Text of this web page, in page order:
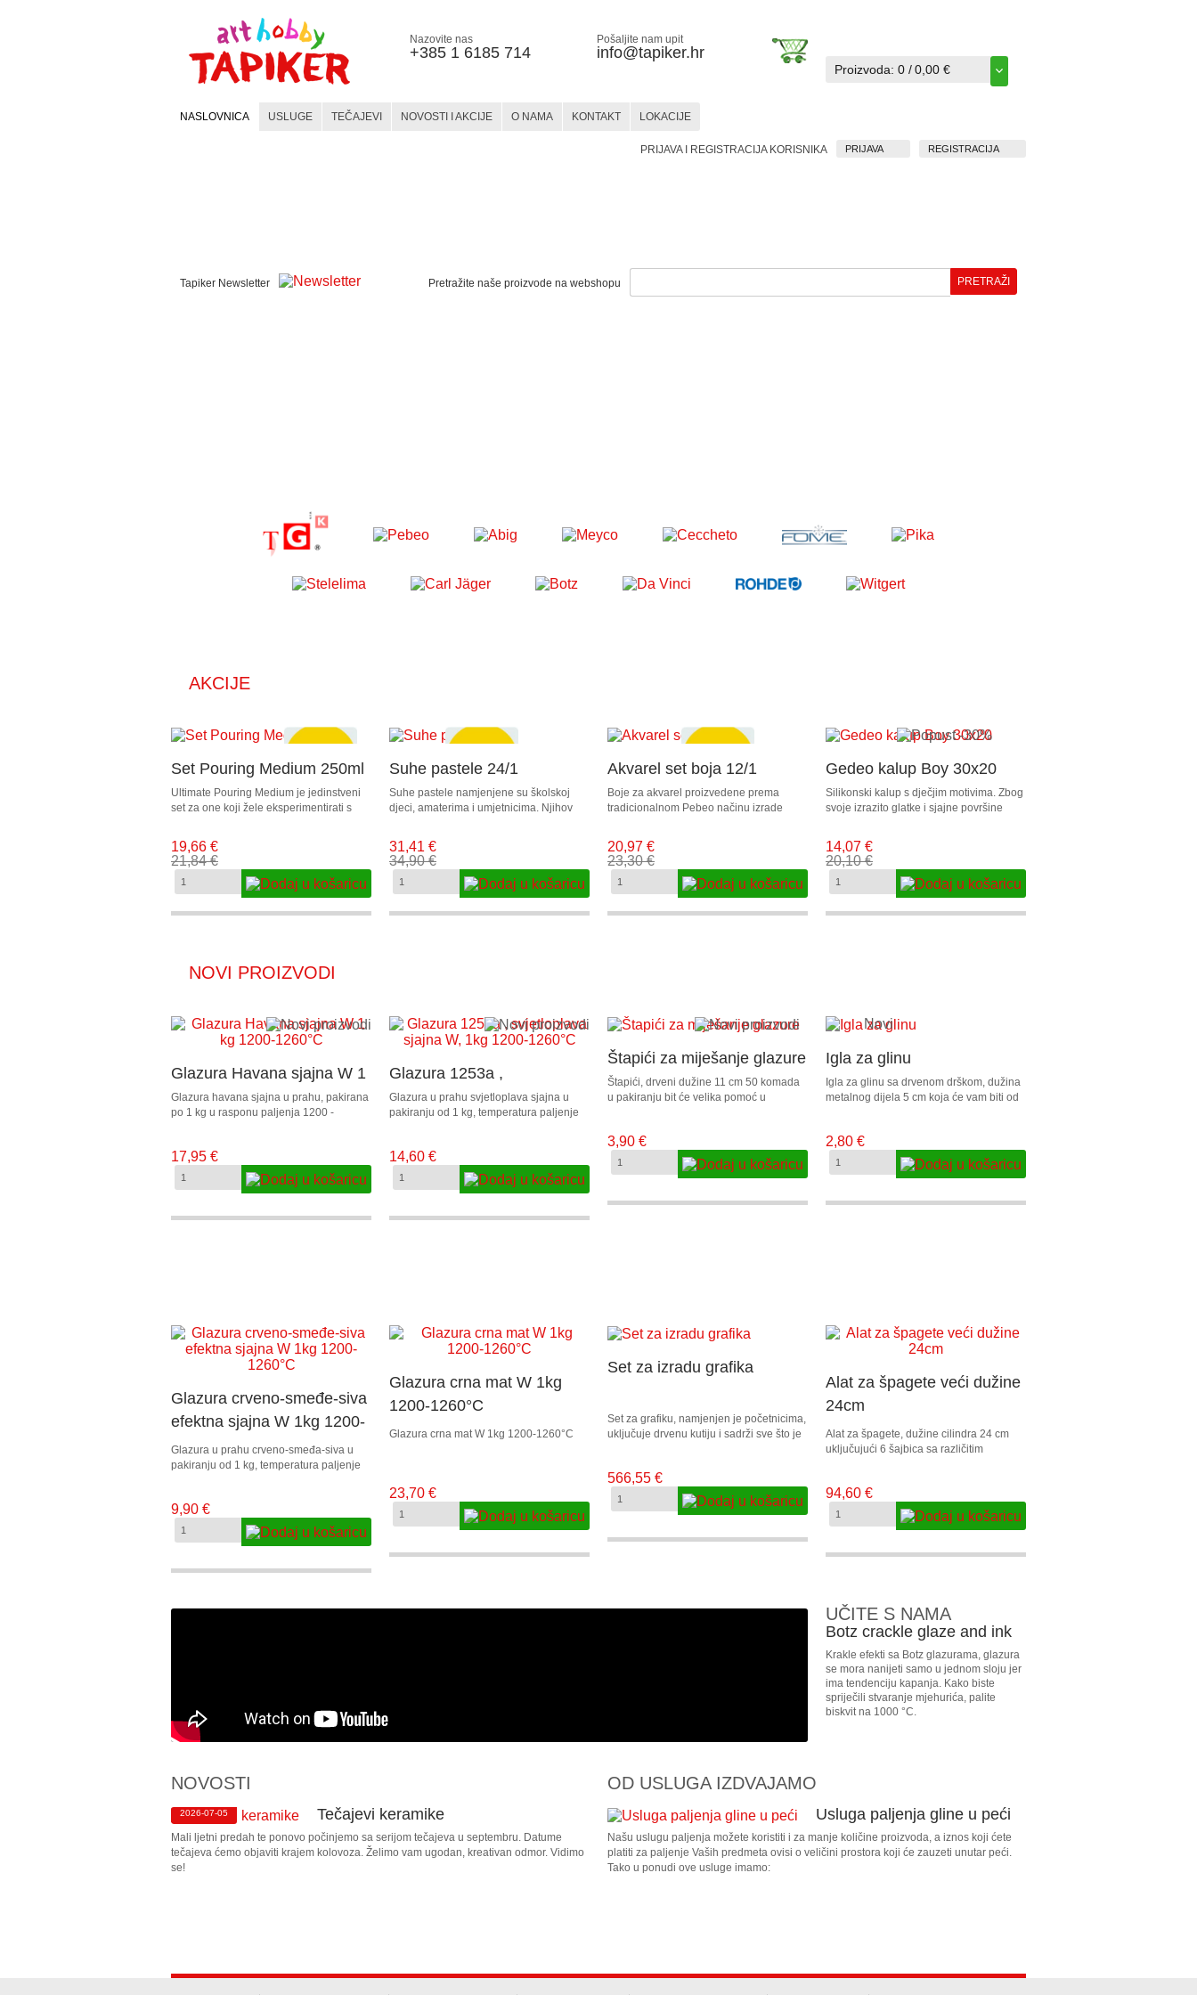
Nazovite nas
+385 1 6185 714
Pošaljite nam upit
info@tapiker.hr
Proizvoda: 0 /0,00 €
NASLOVNICA USLUGE TEČAJEVI NOVOSTI I AKCIJE O NAMA KONTAKT LOKACIJE
PRIJAVA I REGISTRACIJA KORISNIKA PRIJAVA REGISTRACIJA
Tapiker Newsletter Pretražite naše proizvode na webshopu
AKCIJE
Set Pouring Medium 250ml
Ultimate Pouring Medium je jedinstveni
set za one koji žele eksperimentirati s
Jednostavan je za upotrebu, na vodenoj
bazi, a umjetnicima i početnicima
omogućuje stvaranje akrilne tehnike
izlijevanja tekućine s kontrolom koja
19,66 €
21,84 €
Suhe pastele 24/1
Suhe pastele namjenjene su školskoj
djeci, amaterima i umjetnicima. Njihov
nanošenje. Najbolje se nanose na papir,
zaštićuju se fiksativom. U pakiranju je 24
intenzivnih pastela u raznim bojama.
31,41 €
34,90 €
Akvarel set boja 12/1
Boje za akvarel proizvedene prema
tradicionalnom Pebeo načinu izrade
jednako odgovarale početnicima i
profesionalcima . Boje su prozirne,
postojane, duboke i intenzivne nakon
sušenja. Jednostavno se nanose.
20,97 €
23,30 €
Gedeo kalup Boy 30x20
Silikonski kalup s dječjim motivima. Zbog
svoje izrazito glatke i sjajne površine
za lijevanje svih materijala koji razvijaju
temperaturu do 230°C; gips, poliester,
sapuni, svijeće...
14,07 €
20,10 €
NOVI PROIZVODI
Glazura Havana sjajna W 1
kg 1200-1260°C
Glazura havana sjajna u prahu, pakirana
po 1 kg u rasponu paljenja 1200 -
17,95 €
Glazura 1253a ,
svjetloplava sjajna W, 1kg
1200-1260°C
Glazura u prahu svjetloplava sjajna u
pakiranju od 1 kg, temperatura paljenje
14,60 €
Štapići za miješanje glazure
Štapići, drveni dužine 11 cm 50 komada
u pakiranju bit će velika pomoć u
3,90 €
Igla za glinu
Igla za glinu sa drvenom drškom, dužina
metalnog dijela 5 cm koja će vam biti od
2,80 €
Glazura crveno-smeđe-siva
efektna sjajna W 1kg 1200-
1260°C
Glazura u prahu crveno-smeđa-siva u
pakiranju od 1 kg, temperatura paljenje
9,90 €
Glazura crna mat W 1kg
1200-1260°C
Glazura crna mat W 1kg 1200-1260°C
23,70 €
Set za izradu grafika
Set za grafiku, namjenjen je početnicima,
uključuje drvenu kutiju i sadrži sve što je
566,55 €
Alat za špagete veći dužine
24cm
Alat za špagete, dužine cilindra 24 cm
uključujući 6 šajbica sa različitim
94,60 €
UČITE S NAMA
Botz crackle glaze and ink
Krakle efekti sa Botz glazurama, glazura
se mora nanijeti samo u jednom sloju jer
ima tendenciju kapanja. Kako biste
spriječili stvaranje mjehurića, palite
biskvit na 1000 °C.
NOVOSTI
2026-07-05 Tečajevi keramike
Mali ljetni predah te ponovo počinjemo sa serijom tečajeva u septembru. Datume
tečajeva ćemo objaviti krajem kolovoza. Želimo vam ugodan, kreativan odmor. Vidimo
se!
OD USLUGA IZDVAJAMO
Usluga paljenja gline u peći
Našu uslugu paljenja možete koristiti i za manje količine proizvoda, a iznos koji ćete
platiti za paljenje Vaših predmeta ovisi o veličini prostora koji će zauzeti unutar peći.
Tako u ponudi ove usluge imamo: